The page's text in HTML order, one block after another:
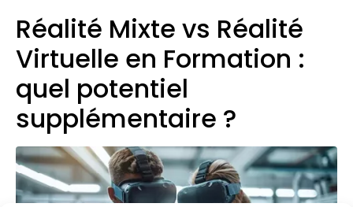
Réalité Mixte vs Réalité
Virtuelle en Formation :
quel potentiel
supplémentaire ?